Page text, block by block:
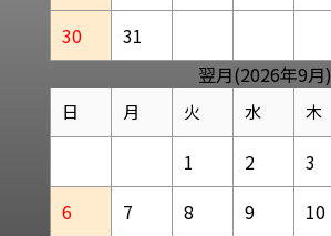
30
31
翌月(2026年9月)
日 月 火 水 木
1 2 3
6
7 8 9 10